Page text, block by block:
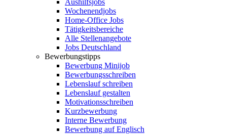
Aushilfsjobs
Wochenendjobs
Home-Office Jobs
Tätigkeitsbereiche
Alle Stellenangebote
Jobs Deutschland
Bewerbungstipps
Bewerbung Minijob
Bewerbungsschreiben
Lebenslauf schreiben
Lebenslauf gestalten
Motivationsschreiben
Kurzbewerbung
Interne Bewerbung
Bewerbung auf Englisch